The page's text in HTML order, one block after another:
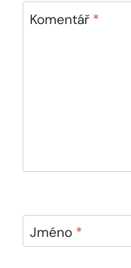
Komentář *
Jméno *